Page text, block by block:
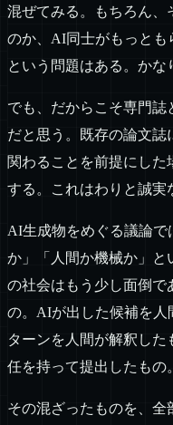
混ぜてみる。もちろん、
のか、AI同士がもっとも
という問題はある。かな
でも、だからこそ専門
だと思う。既存の論文
関わることを前提にし
する。これはわりと誠実
AI生成物をめぐる議論で
か」「人間か機械か」と
の社会はもう少し面倒で
の。AIが出した候補を
ターンを人間が解釈し
任を持って提出したもの
その混ざったものを、全